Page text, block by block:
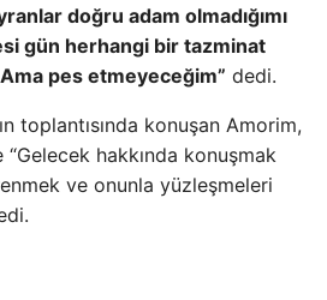
doğru adam olmadığımı
gün herhangi bir tazminat
pes etmeyeceğim” dedi.
toplantısında konuşan Amorim,
hakkında konuşmak
ve onunla yüzleşmeleri